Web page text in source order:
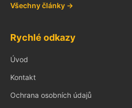
Všechny články →
Rychlé odkazy
Úvod
Kontakt
Ochrana osobních údajů